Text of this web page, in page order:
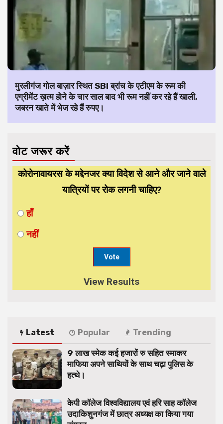
मुरलीगंज गोल बाज़ार स्थित SBI ब्रांच के एटीएम के रूम की
एग्रीमेंट ख़त्म होने के चार साल बाद भी रूम नहीं कर रहे हैं खाली,
जबरन खाते में भेज रहे हैं रुपए।
वोट जरूर करें
कोरोनावायरस के मद्देनजर क्या विदेश से आने और जाने वाले
यात्रियों पर रोक लगनी चाहिए?
हाँ
नहीं
View Results
Latest Popular Trending
9 लाख स्मेक कई हजारों रु सहित स्माकर
माफिया अपने साथियों के साथ चढ़ा पुलिस के
हत्थे।
केपी कॉलेज विश्वविद्यालय एवं हरि साह कॉलेज
उदाकिशुनगंज में छात्र अध्यक्ष का किया गया